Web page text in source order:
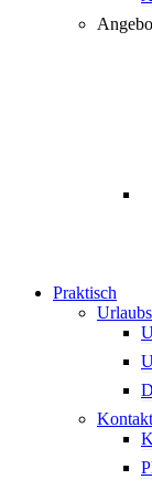
Praktisch